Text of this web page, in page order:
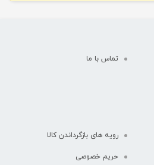
تماس با ما
رویه های بازگرداندن کالا
حریم خصوصی